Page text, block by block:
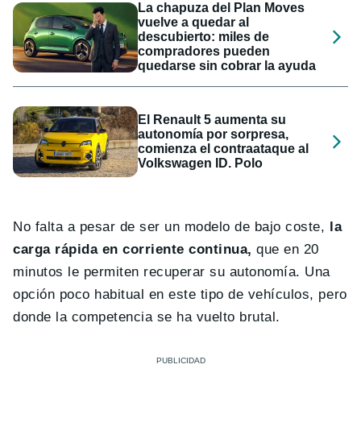
La chapuza del Plan Moves
vuelve a quedar al
descubierto: miles de
compradores pueden
quedarse sin cobrar la ayuda
El Renault 5 aumenta su
autonomía por sorpresa,
comienza el contraataque al
Volkswagen ID. Polo
No falta a pesar de ser un modelo de bajo coste, la
carga rápida en corriente continua, que en 20
minutos le permiten recuperar su autonomía. Una
opción poco habitual en este tipo de vehículos, pero
donde la competencia se ha vuelto brutal.